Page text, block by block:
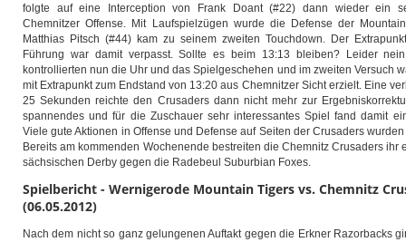
folgte auf eine Interception von Frank Doant (#22) dann wieder ein
Chemnitzer Offense. Mit Laufspielzügen wurde die Defense der
Matthias Pitsch (#44) kam zu seinem zweiten Touchdown. Der
Führung war damit verpasst. Sollte es beim 13:13 bleiben? Leider
kontrollierten nun die Uhr und das Spielgeschehen und im zweiten Versuch
mit Extrapunkt zum Endstand von 13:20 aus Chemnitzer Sicht erzielt. Eine
25 Sekunden reichte den Crusaders dann nicht mehr zur
spannendes und für die Zuschauer sehr interessantes Spiel fand damit
Viele gute Aktionen in Offense und Defense auf Seiten der Crusaders
Bereits am kommenden Wochenende bestreiten die Chemnitz Crusaders ihr
sächsischen Derby gegen die Radebeul Suburbian Foxes.
Spielbericht - Wernigerode Mountain Tigers vs. Chemnitz
(06.05.2012)
Nach dem nicht so ganz gelungenen Auftakt gegen die Erkner Razorbacks